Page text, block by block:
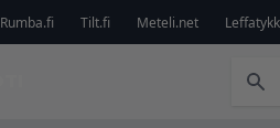
Rumba.fi Tilt.fi Meteli.net